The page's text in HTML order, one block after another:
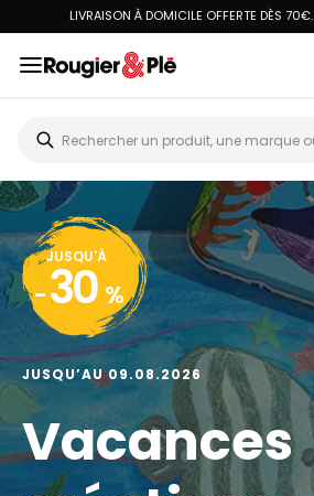
LIVRAISON À DOMICILE OFFERTE DÈS 70€.
JUSQU'À
- 30 %
JUSQU’AU 09.08.2026
Vacances